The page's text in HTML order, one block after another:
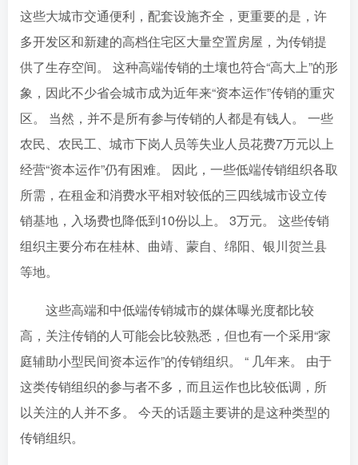
这些大城市交通便利，配套设施齐全，更重要的是，许
多开发区和新建的高档住宅区大量空置房屋，为传销提
供了生存空间。 这种高端传销的土壤也符合“高大上”的形
象，因此不少省会城市成为近年来“资本运作”传销的重灾
区。 当然，并不是所有参与传销的人都是有钱人。 一些
农民、农民工、城市下岗人员等失业人员花费7万元以上
经营“资本运作”仍有困难。 因此，一些低端传销组织各取
所需，在租金和消费水平相对较低的三四线城市设立传
销基地，入场费也降低到10份以上。 3万元。 这些传销
组织主要分布在桂林、曲靖、蒙自、绵阳、银川贺兰县
等地。
这些高端和中低端传销城市的媒体曝光度都比较
高，关注传销的人可能会比较熟悉，但也有一个采用“家
庭辅助小型民间资本运作”的传销组织。 “ 几年来。 由于
这类传销组织的参与者不多，而且运作也比较低调，所
以关注的人并不多。 今天的话题主要讲的是这种类型的
传销组织。